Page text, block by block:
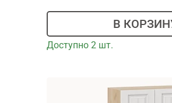
В
Доступно 2 шт.